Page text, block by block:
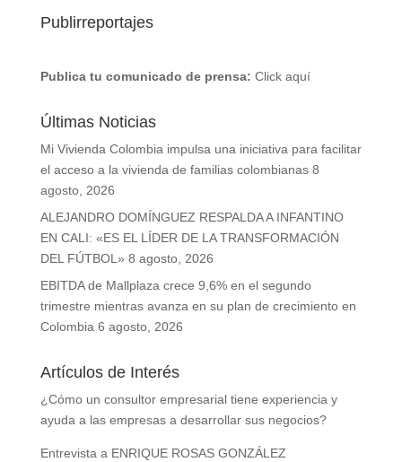
Publirreportajes
Publica tu comunicado de prensa: Click aquí
Últimas Noticias
Mi Vivienda Colombia impulsa una iniciativa para facilitar
el acceso a la vivienda de familias colombianas 8
agosto, 2026
ALEJANDRO DOMÍNGUEZ RESPALDA A INFANTINO
EN CALI: «ES EL LÍDER DE LA TRANSFORMACIÓN
DEL FÚTBOL» 8 agosto, 2026
EBITDA de Mallplaza crece 9,6% en el segundo
trimestre mientras avanza en su plan de crecimiento en
Colombia 6 agosto, 2026
Artículos de Interés
¿Cómo un consultor empresarial tiene experiencia y
ayuda a las empresas a desarrollar sus negocios?
Entrevista a ENRIQUE ROSAS GONZÁLEZ